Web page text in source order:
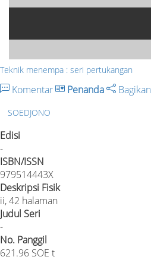
Teknik menempa : seri pertukangan
Komentar Penanda Bagikan
SOEDJONO
Edisi
-
ISBN/ISSN
979514443X
Deskripsi Fisik
ii, 42 halaman
Judul Seri
-
No. Panggil
621.96 SOE t